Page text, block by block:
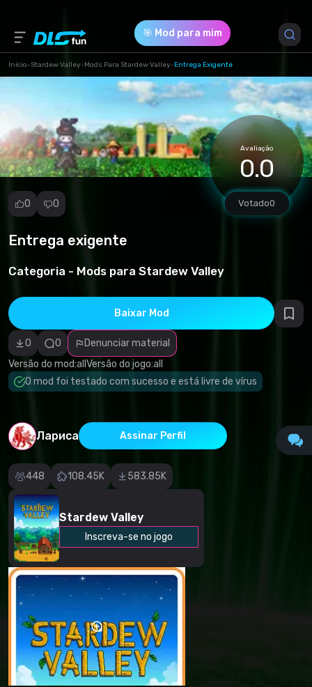
🎯 Mod para mim
Início-Stardew Valley-Mods Para Stardew Valley-Entrega Exigente
Avaliação
0.0
Votado0
0 0
Entrega exigente
Categoria - Mods para Stardew Valley
Baixar Mod
0 0
Denunciar material
Versão do mod:all Versão do jogo:all
O mod foi testado com sucesso e está livre de vírus
Лариса Assinar Perfil
448 108.45K 583.85K
Stardew Valley
Inscreva-se no jogo
Denunciar
incorreta
Software
malicioso/vírus
Conteúdo não
funcional
Descrição
all (DemandingShipping-7315-1-1-1-1609741366.zip)
Download (26.54 Kb)